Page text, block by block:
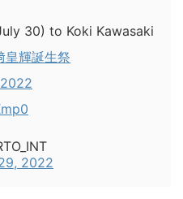
30) to Koki Kawasaki
皇輝誕生祭
2022